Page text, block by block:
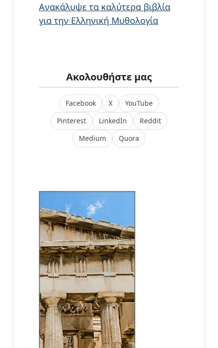
Ανακάλυψε τα καλύτερα βιβλία
για την Ελληνική Μυθολογία
Ακολουθήστε μας
Facebook X
YouTube
Pinterest
LinkedIn
Reddit
Medium
Quora